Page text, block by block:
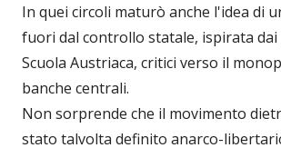
In quei circoli maturò anche l'idea di
fuori dal controllo statale, ispirata dai
Scuola Austriaca, critici verso il
banche centrali.
Non sorprende che il movimento
stato talvolta definito anarco-